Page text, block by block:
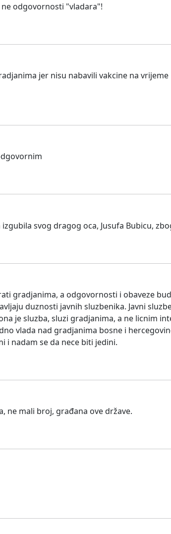
odgovornosti "vladara"!
jer nisu nabavili vakcine na vrijeme
svog dragog oca, Jusufa Bubicu,
gradjanima, a odgovornosti i obaveze
duznosti javnih sluzbenika. Javni
je sluzba, sluzi gradjanima, a ne licnim
vlada nad gradjanima bosne i
i nadam se da nece biti jedini.
ne mali broj, građana ove države.